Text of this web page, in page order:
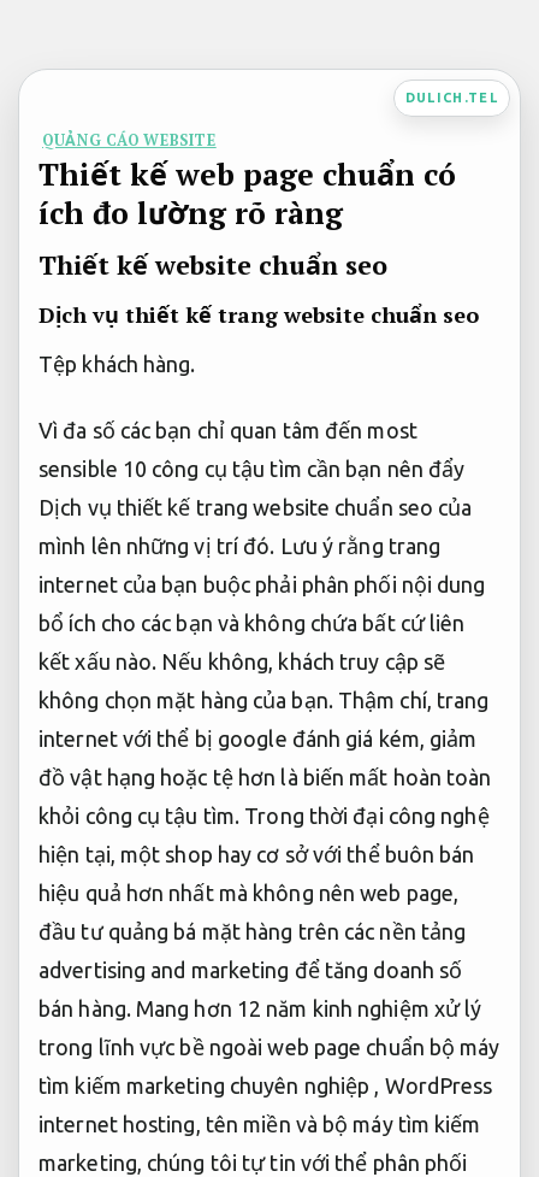
nội
dung
DULICH.TEL
QUẢNG CÁO WEBSITE
Thiết kế web page chuẩn có
ích đo lường rõ ràng
Thiết kế website chuẩn seo
Dịch vụ thiết kế trang website chuẩn seo
Tệp khách hàng.
Vì đa số các bạn chỉ quan tâm đến most
sensible 10 công cụ tậu tìm cần bạn nên đẩy
Dịch vụ thiết kế trang website chuẩn seo của
mình lên những vị trí đó. Lưu ý rằng trang
internet của bạn buộc phải phân phối nội dung
bổ ích cho các bạn và không chứa bất cứ liên
kết xấu nào. Nếu không, khách truy cập sẽ
không chọn mặt hàng của bạn. Thậm chí, trang
internet với thể bị google đánh giá kém, giảm
đồ vật hạng hoặc tệ hơn là biến mất hoàn toàn
khỏi công cụ tậu tìm. Trong thời đại công nghệ
hiện tại, một shop hay cơ sở với thể buôn bán
hiệu quả hơn nhất mà không nên web page,
đầu tư quảng bá mặt hàng trên các nền tảng
advertising and marketing để tăng doanh số
bán hàng. Mang hơn 12 năm kinh nghiệm xử lý
trong lĩnh vực bề ngoài web page chuẩn bộ máy
tìm kiếm marketing chuyên nghiệp , WordPress
internet hosting, tên miền và bộ máy tìm kiếm
marketing, chúng tôi tự tin với thể phân phối